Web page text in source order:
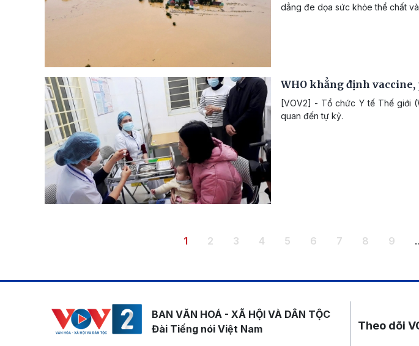
dẳng đe dọa sức khỏe thể chất
WHO khẳng định
[VOV2] - Tổ chức Y tế Thế giới
quan đến tự kỷ.
Trang hiện thời
1 Trang
2 Trang
3 Trang
4 Trang
5 Trang
6 Trang
7 Trang
8 Trang
9
BAN VĂN HOÁ - XÃ HỘI VÀ DÂN TỘC
Đài Tiếng nói Việt Nam
Theo dõi